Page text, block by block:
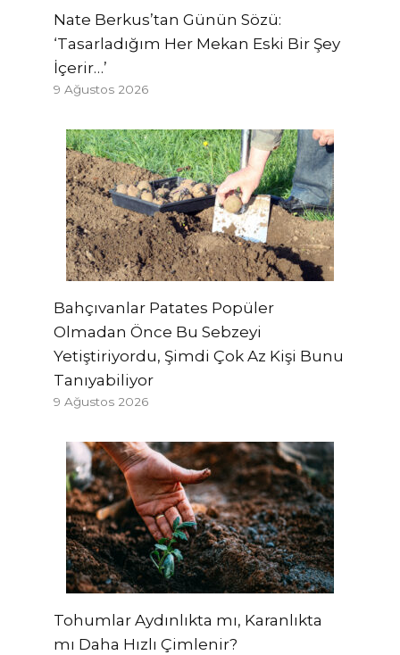
Nate Berkus’tan Günün Sözü:
‘Tasarladığım Her Mekan Eski Bir Şey
İçerir…’
9 Ağustos 2026
Bahçıvanlar Patates Popüler
Olmadan Önce Bu Sebzeyi
Yetiştiriyordu, Şimdi Çok Az Kişi Bunu
Tanıyabiliyor
9 Ağustos 2026
Tohumlar Aydınlıkta mı, Karanlıkta
mı Daha Hızlı Çimlenir?